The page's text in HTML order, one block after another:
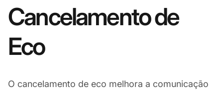
Cancelamento de
Eco
O cancelamento de eco melhora a comunicação